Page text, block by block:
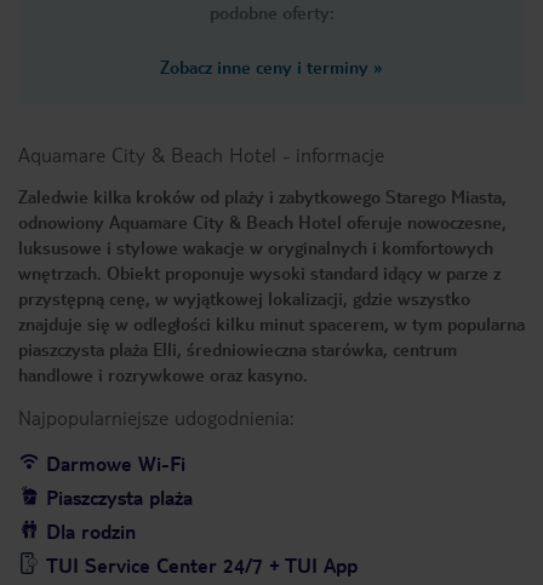
podobne oferty:
Zobacz inne ceny i terminy »
Aquamare City & Beach Hotel - informacje
Zaledwie kilka kroków od plaży i zabytkowego Starego Miasta,
odnowiony Aquamare City & Beach Hotel oferuje nowoczesne,
luksusowe i stylowe wakacje w oryginalnych i komfortowych
wnętrzach. Obiekt proponuje wysoki standard idący w parze z
przystępną cenę, w wyjątkowej lokalizacji, gdzie wszystko
znajduje się w odległości kilku minut spacerem, w tym popularna
piaszczysta plaża Elli, średniowieczna starówka, centrum
handlowe i rozrywkowe oraz kasyno.
Najpopularniejsze udogodnienia:
Darmowe Wi-Fi
Piaszczysta plaża
Dla rodzin
TUI Service Center 24/7 + TUI App